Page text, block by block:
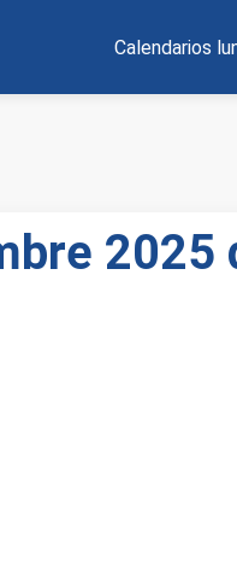
Calendarios
2025